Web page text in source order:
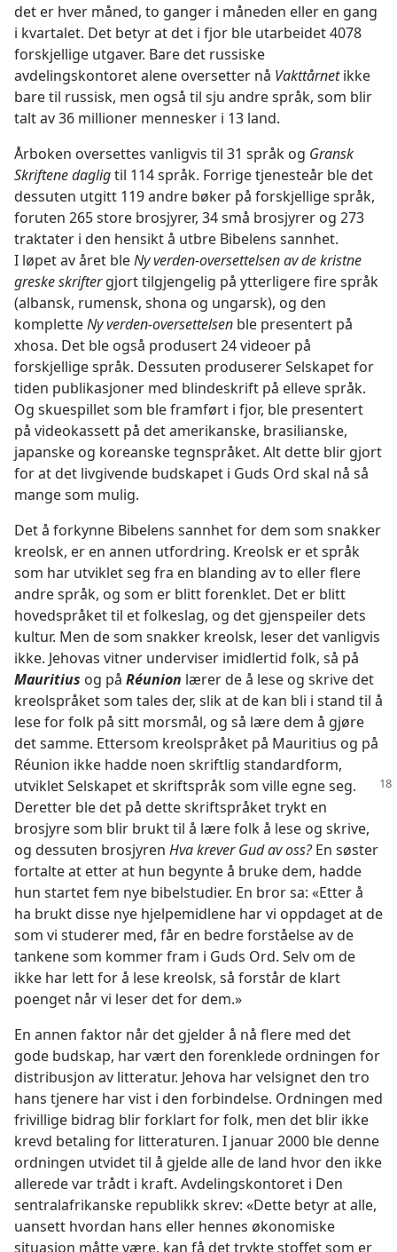
det er hver måned, to ganger i måneden eller en gang
i kvartalet. Det betyr at det i fjor ble utarbeidet 4078
forskjellige utgaver. Bare det russiske
avdelingskontoret alene oversetter nå Vakttårnetikke
bare til russisk, men også til sju andre språk, som blir
talt av 36 millioner mennesker i 13 land.
Årboken oversettes vanligvis til 31 språk og Gransk
Skriftene dagligtil 114 språk. Forrige tjenesteår ble det
dessuten utgitt 119 andre bøker på forskjellige språk,
foruten 265 store brosjyrer, 34 små brosjyrer og 273
traktater i den hensikt å utbre Bibelens sannhet.
I løpet av året bleNy verden-oversettelsen av de kristne
greske skriftergjort tilgjengelig på ytterligere fire språk
(albansk, rumensk, shona og ungarsk), og den
kompletteNy verden-oversettelsen ble presentert på
xhosa. Det ble også produsert 24 videoer på
forskjellige språk. Dessuten produserer Selskapet for
tiden publikasjoner med blindeskrift på elleve språk.
Og skuespillet som ble framført i fjor, ble presentert
på videokassett på det amerikanske, brasilianske,
japanske og koreanske tegnspråket. Alt dette blir gjort
for at det livgivende budskapet i Guds Ord skal nå så
mange som mulig.
Det å forkynne Bibelens sannhet for dem som snakker
kreolsk, er en annen utfordring. Kreolsk er et språk
som har utviklet seg fra en blanding av to eller flere
andre språk, og som er blitt forenklet. Det er blitt
hovedspråket til et folkeslag, og det gjenspeiler dets
kultur. Men de som snakker kreolsk, leser det vanligvis
ikke. Jehovas vitner underviser imidlertid folk, så på
Mauritius og på Réunion lærer de å lese og skrive det
kreolspråket som tales der, slik at de kan bli i stand til å
lese for folk på sitt morsmål, og så lære dem å gjøre
det samme. Ettersom kreolspråket på Mauritius og på
Réunion ikke hadde noen skriftlig standardform,
utviklet Selskapet etskriftspråk som ville egne seg.
Deretter ble det på dette skriftspråket trykt en
brosjyre som blir brukt til å lære folk å lese og skrive,
og dessuten brosjyren Hva krever Gud av oss?En søster
fortalte at etter at hun begynte å bruke dem, hadde
hun startet fem nye bibelstudier. En bror sa: «Etter å
ha brukt disse nye hjelpemidlene har vi oppdaget at de
som vi studerer med, får en bedre forståelse av de
tankene som kommer fram i Guds Ord. Selv om de
ikke har lett for å lese kreolsk, så forstår de klart
poenget når vi leser det for dem.»
En annen faktor når det gjelder å nå flere med det
gode budskap, har vært den forenklede ordningen for
distribusjon av litteratur. Jehova har velsignet den tro
hans tjenere har vist i den forbindelse. Ordningen med
frivillige bidrag blir forklart for folk, men det blir ikke
krevd betaling for litteraturen. I januar 2000 ble denne
ordningen utvidet til å gjelde alle de land hvor den ikke
allerede var trådt i kraft. Avdelingskontoret i Den
sentralafrikanske republikk skrev: «Dette betyr at alle,
uansett hvordan hans eller hennes økonomiske
situasjon måtte være, kan få det trykte stoffet som er